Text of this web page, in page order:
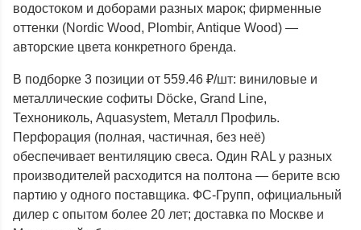
водостоком и доборами разных марок; фирменные
оттенки (Nordic Wood, Plombir, Antique Wood) —
авторские цвета конкретного бренда.
В подборке 3 позиции от 559.46 ₽/шт: виниловые и
металлические софиты Döcke, Grand Line,
Технониколь, Aquasystem, Металл Профиль.
Перфорация (полная, частичная, без неё)
обеспечивает вентиляцию свеса. Один RAL у разных
производителей расходится на полтона — берите всю
партию у одного поставщика. ФС-Групп, официальный
дилер с опытом более 20 лет; доставка по Москве и